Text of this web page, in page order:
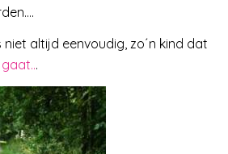
altijd eenvoudig, zo´n kind dat
.